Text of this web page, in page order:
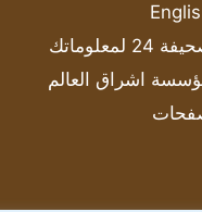
24 لمعلوماتك
اشراق العالم